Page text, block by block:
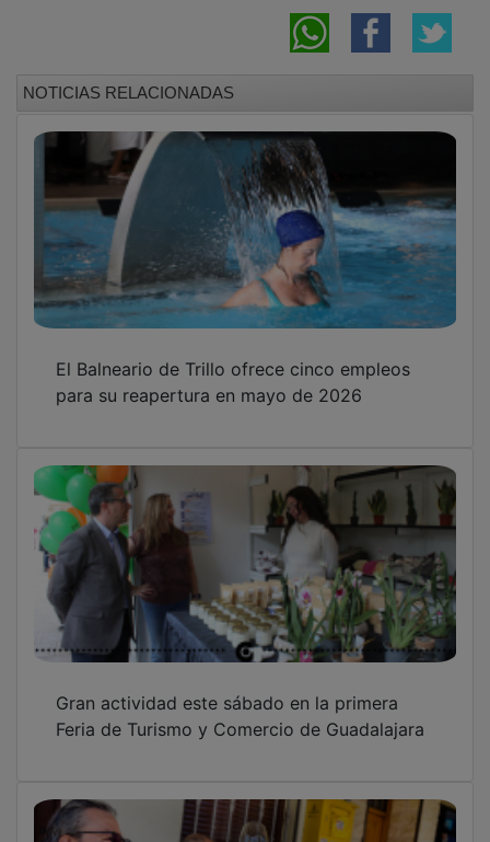
para su reapertura en mayo de 2026
Feria de Turismo y Comercio de Guadalajara